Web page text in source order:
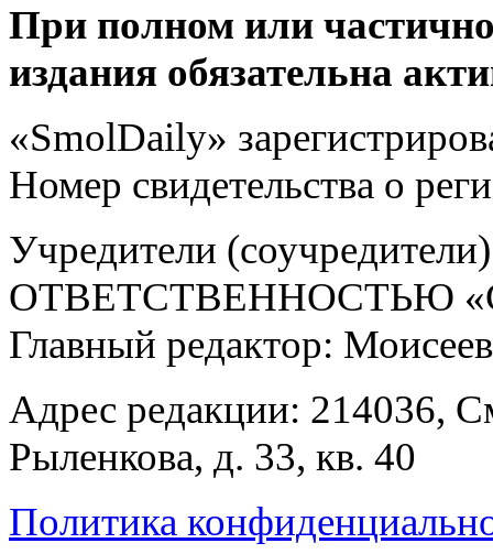
При полном или
издания обязательна
«SmolDaily»
Номер свидетельства о
Учредители
ОТВЕТСТВЕННОСТЬЮ
Главный редактор:
Адрес редакции: 214036,
Рыленкова, д. 33, кв. 40
Политика